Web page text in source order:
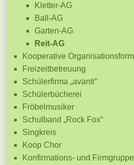
Kletter-AG
Ball-AG
Garten-AG
Reit-AG
Kooperative Organisationsform
Freizeitbetreuung
Schülerfirma „avanti“
Schülerbücherei
Fröbelmusiker
Schulband „Rock Fox“
Singkreis
Koop Chor
Konfirmations- und Firmgruppe